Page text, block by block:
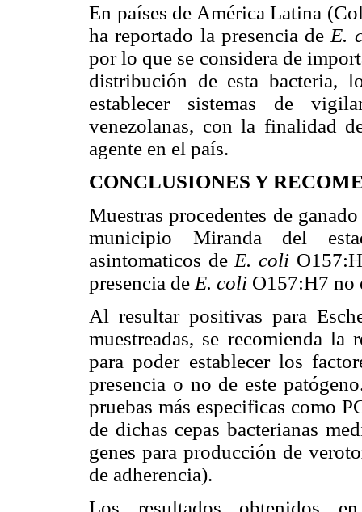
En países de América Latina
ha reportado la presencia de E.
por lo que se considera de
distribución de esta bacteria,
establecer sistemas de
venezolanas, con la finalidad
agente en el país.
CONCLUSIONES Y
Muestras procedentes de
municipio Miranda del
asintomaticos de E. coli
presencia de E. coli O157:H7 no
Al resultar positivas para
muestreadas, se recomienda
para poder establecer los
presencia o no de este
pruebas más especificas como
de dichas cepas bacterianas
genes para producción de
de adherencia).